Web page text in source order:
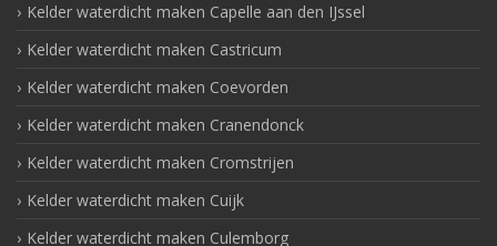
Kelder waterdicht maken Capelle aan den IJssel
Kelder waterdicht maken Castricum
Kelder waterdicht maken Coevorden
Kelder waterdicht maken Cranendonck
Kelder waterdicht maken Cromstrijen
Kelder waterdicht maken Cuijk
Kelder waterdicht maken Culemborg